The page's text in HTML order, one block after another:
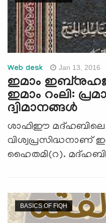
Web desk Jan 13, 2016
ഇമാം
ഇമാം റംലി:
ദ്വിമാനങ്ങള്‍
ശാഫിഈ മദ്ഹബിലെ
വിശ്വപ്രസിദ്ധനാണ്
ഹൈതമി(റ).
BASICS OF FIQH